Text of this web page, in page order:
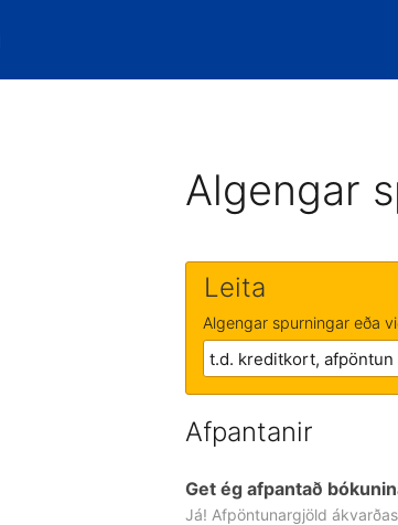
Algengar
Leita
Algengar spurningar eða
Afpantanir
Get ég afpantað
Já! Afpöntunargjöld